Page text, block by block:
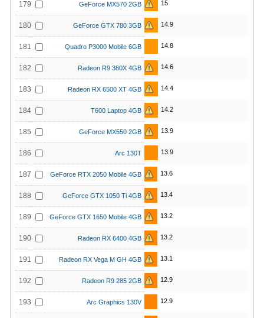
179 GeForce MX570 2GB 15
180 GeForce GTX 780 3GB 14.9
181 Quadro P3000 Mobile 6GB 14.8
182 Radeon R9 380X 4GB 14.6
183 Radeon RX 6500 XT 4GB 14.4
184 T600 Laptop 4GB 14.2
185 GeForce MX550 2GB 13.9
186 Arc 130T 13.9
187 GeForce RTX 2050 Mobile 4GB 13.6
188 GeForce GTX 1050 Ti 4GB 13.4
189 GeForce GTX 1650 Mobile 4GB 13.2
190 Radeon RX 6400 4GB 13.2
191 Radeon RX Vega M GH 4GB 13.1
192 Radeon R9 285 2GB 12.9
193 Arc Graphics 130V 12.9